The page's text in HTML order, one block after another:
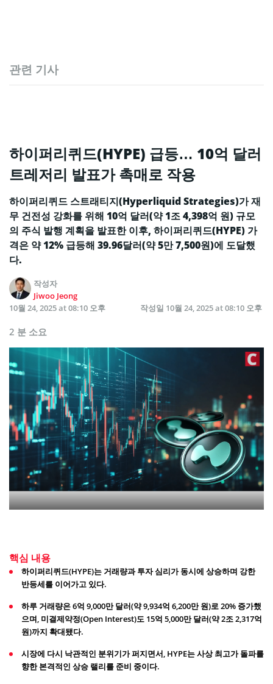
관련 기사
하이퍼리퀴드(HYPE) 급등… 10억 달러
트레저리 발표가 촉매로 작용
하이퍼리퀴드 스트래티지(Hyperliquid Strategies)가 재
무 건전성 강화를 위해 10억 달러(약 1조 4,398억 원) 규모
의 주식 발행 계획을 발표한 이후, 하이퍼리퀴드(HYPE) 가
격은 약 12% 급등해 39.96달러(약 5만 7,500원)에 도달했
다.
작성자
Jiwoo Jeong
10월 24, 2025 at 08:10 오후
작성일 10월 24, 2025 at 08:10 오후
2 분 소요
핵심 내용
하이퍼리퀴드(HYPE)는 거래량과 투자 심리가 동시에 상승하며 강한
반등세를 이어가고 있다.
하루 거래량은 6억 9,000만 달러(약 9,934억 6,200만 원)로 20% 증가했
으며, 미결제약정(Open Interest)도 15억 5,000만 달러(약 2조 2,317억
원)까지 확대됐다.
시장에 다시 낙관적인 분위기가 퍼지면서, HYPE는 사상 최고가 돌파를
향한 본격적인 상승 랠리를 준비 중이다.